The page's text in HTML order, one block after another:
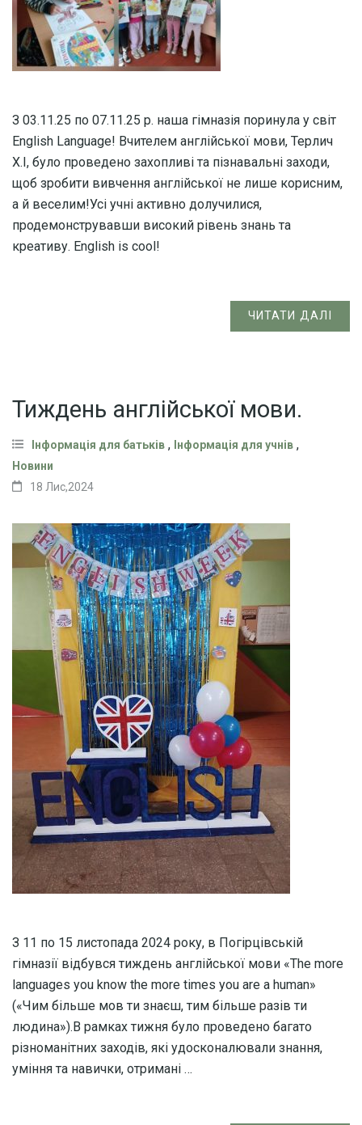
З 03.11.25 по 07.11.25 р. наша гімназія поринула у світ
English Language! Вчителем англійської мови, Терлич
Х.І, було проведено захопливі та пізнавальні заходи,
щоб зробити вивчення англійської не лише корисним,
а й веселим!Усі учні активно долучилися,
продемонструвавши високий рівень знань та
креативу. English is cool!
ЧИТАТИ ДАЛІ
Тиждень англійської мови.
Інформація для батьків , Інформація для учнів ,
Новини
18 Лис,2024
З 11 по 15 листопада 2024 року, в Погірцівській
гімназії відбувся тиждень англійської мови «The more
languages you know the more times you are a human»
(«Чим більше мов ти знаєш, тим більше разів ти
людина»).В рамках тижня було проведено багато
різноманітних заходів, які удосконалювали знання,
уміння та навички, отримані …